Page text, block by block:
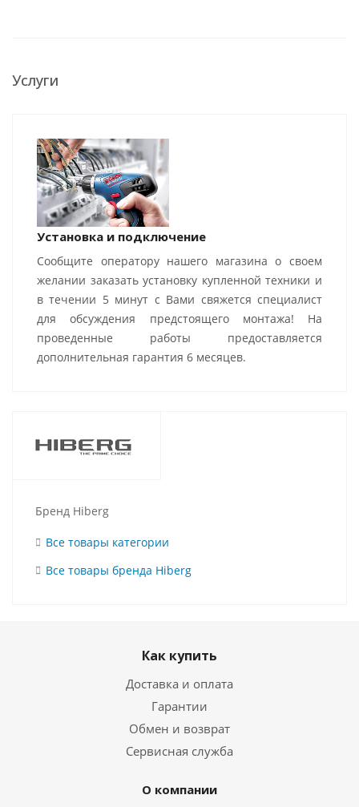
Услуги
Установка и подключение
Сообщите оператору нашего магазина о своем
желании заказать установку купленной техники и
в течении 5 минут с Вами свяжется специалист
для обсуждения предстоящего монтажа! На
проведенные работы предоставляется
дополнительная гарантия 6 месяцев.
Бренд Hiberg
Все товары категории
Все товары бренда Hiberg
Как купить
Доставка и оплата
Гарантии
Обмен и возврат
Сервисная служба
О компании